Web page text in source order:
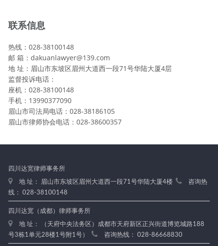
联系信息
热线：028-38100148
邮 箱：dakuanlawyer@139.com
地 址：眉山市东坡区眉州大道西一段71号华陆大厦4层
监督投诉电话：
座机：028-38100148
手机：13990377090
眉山市司法局电话：028-38186105
眉山市律师协会电话：028-38600357
四川达宽律师事务所
地 址： 眉山市东坡区眉州大道西一段71号华陆大厦4楼
咨询热
线： 028-38100148
四川达宽（成都）律师事务所
地 址： （天府中央法务区）成都市天府新区正兴街道博览城路188
号3栋1单元28楼1号附1号）
咨询热线： 028-86668830